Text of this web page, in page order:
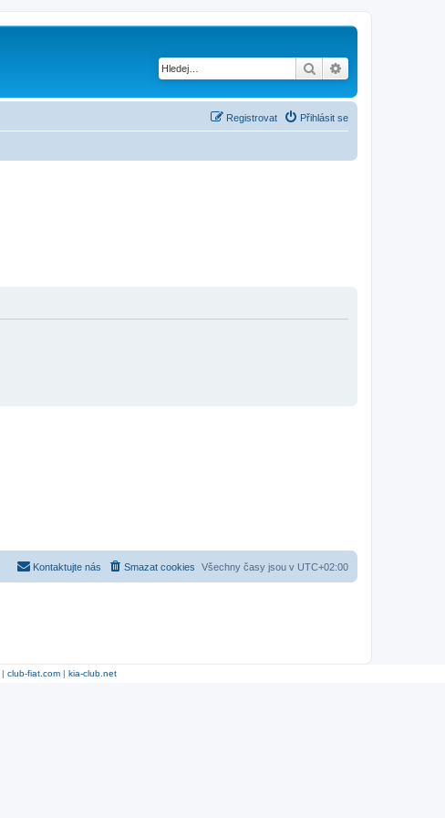
Hledat
Přihlásit se
Registrovat
Všechny časy jsou v UTC+02:00
Smazat cookies
Kontaktujte nás
| club-fiat.com | kia-club.net